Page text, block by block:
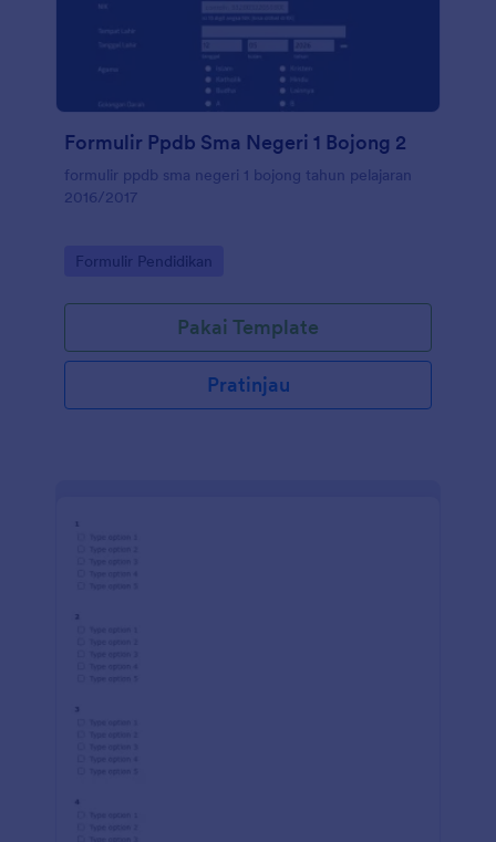
Formulir Ppdb Sma Negeri 1 Bojong 2
formulir ppdb sma negeri 1 bojong tahun pelajaran
2016/2017
Go to Category:
Formulir Pendidikan
Pakai Template
Pratinjau